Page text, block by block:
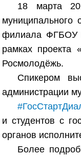
18 марта
муниципального
филиала ФГБОУ
рамках проекта
Росмолодёжь.
Спикером
администрации
и студентов с
органов
Более